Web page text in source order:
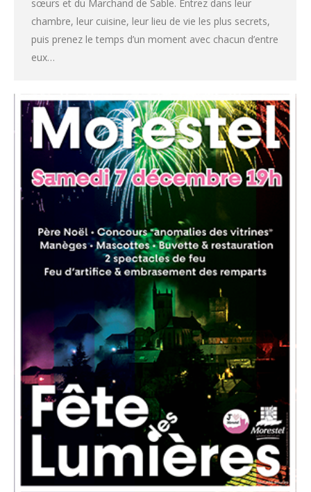
sœurs et du Marchand de Sable. Entrez dans leur
chambre, leur cuisine, leur lieu de vie les plus secrets,
puis prenez le temps d’un moment avec chacun d’entre
eux…